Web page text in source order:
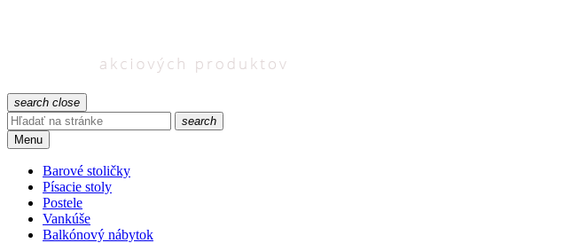
search close
search
Menu
Barové stoličky
Písacie stoly
Postele
Vankúše
Balkónový nábytok